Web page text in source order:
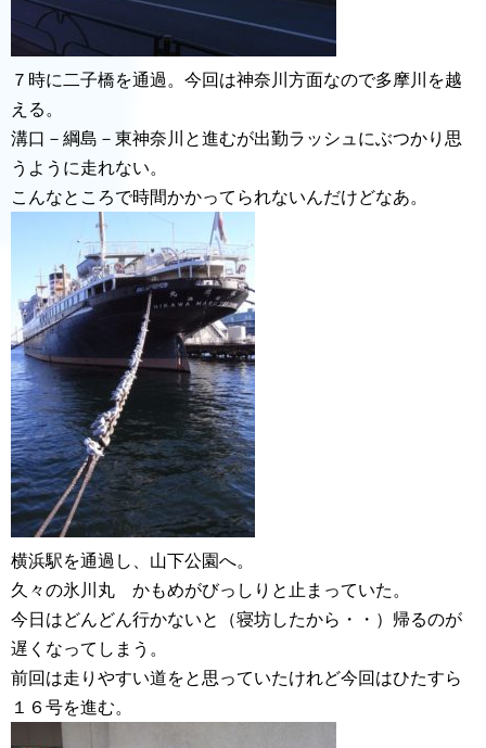
７時に二子橋を通過。今回は神奈川方面なので多摩川を越
える。
溝口－綱島－東神奈川と進むが出勤ラッシュにぶつかり思
うように走れない。
こんなところで時間かかってられないんだけどなあ。
横浜駅を通過し、山下公園へ。
久々の氷川丸 かもめがびっしりと止まっていた。
今日はどんどん行かないと（寝坊したから・・）帰るのが
遅くなってしまう。
前回は走りやすい道をと思っていたけれど今回はひたすら
１６号を進む。